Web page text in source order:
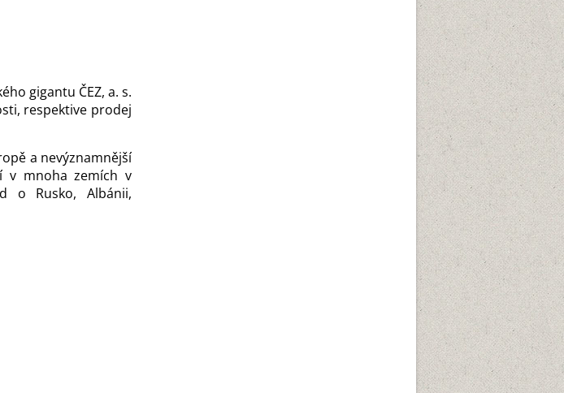
gigantu ČEZ, a. s.
respektive prodej
a nevýznamnější
v mnoha zemích v
o Rusko, Albánii,